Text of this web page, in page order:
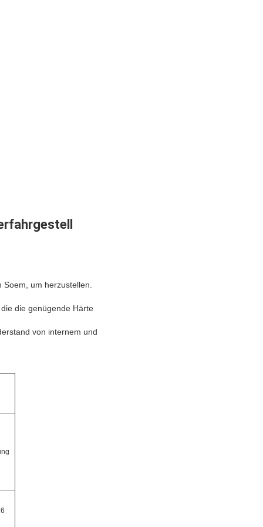
um herzustellen.
die genügende Härte
von internem und